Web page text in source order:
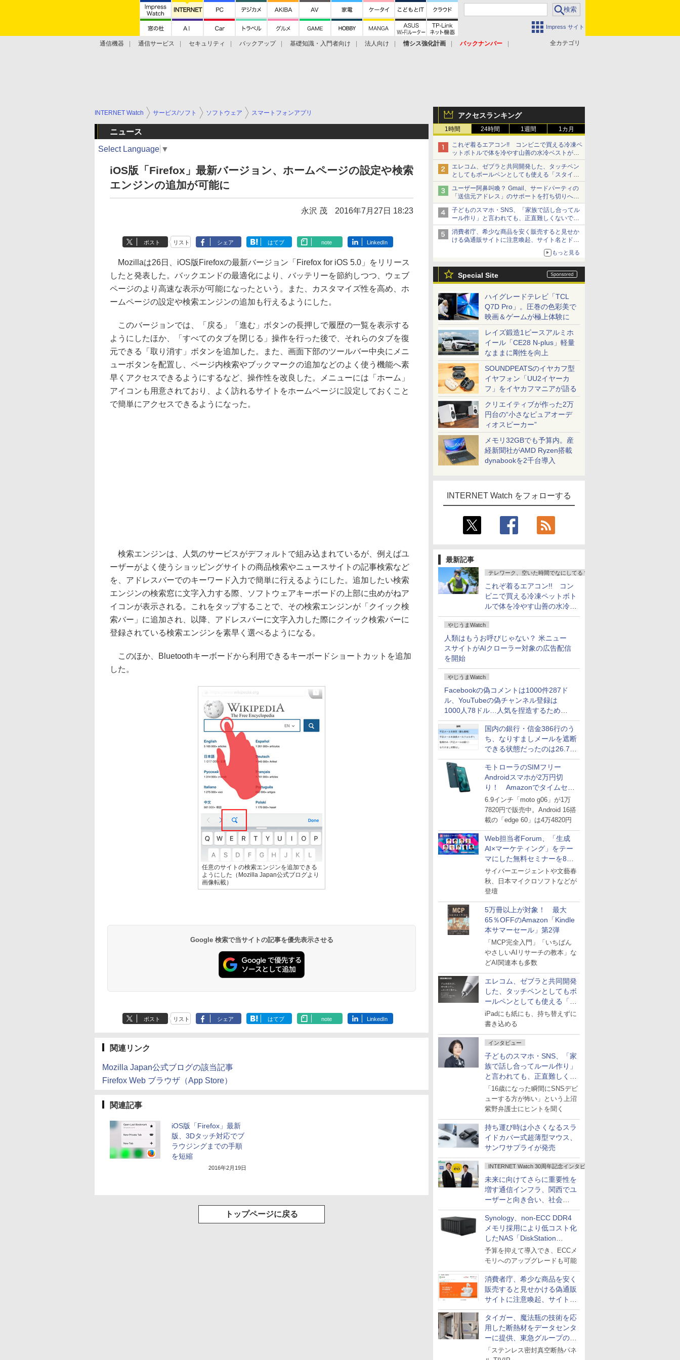
Impress サイト
全カテゴリ
通信機器 通信サービス セキュリティ バックアップ 基礎知識・入門者向け 法人向け 情シス強化計画
バックナンバー
アクセスランキング
1時間 24時間 1週間 1カ月
これぞ着るエアコン!! コンビニで買える冷凍ペ
ットボトルで体を冷やす山善の水冷ベストがロ
ードバイクにちょうどいい【ぼっち・ざ・ろー
ど！その14】【空いた時間でなにしてる？】
エレコム、ゼブラと共同開発した、タッチペン
としてもボールペンとしても使える「スタイラ
スツーウェイ」発売 iPadにも紙にも、持ち替
えずに書き込める
ユーザー阿鼻叫喚？ Gmail、サードパーティの
「送信元アドレス」のサポートを打ち切りへ
【やじうまWatch】
子どものスマホ・SNS、「家族で話し合ってル
ール作り」と言われても、正直難しくないです
か？ 「16歳になった瞬間にSNSデビューする
方が怖い」という上沼紫野弁護士にヒントを聞
く
消費者庁、希少な商品を安く販売すると見せか
ける偽通販サイトに注意喚起、サイト名とドメ
もっと見る
Special Site
ハイグレードテレビ「TCL
Q7D Pro」。圧巻の色彩美で
映画＆ゲームが極上体験に
レイズ鍛造1ピースアルミホ
イール「CE28 N-plus」軽量
なままに剛性を向上
SOUNDPEATSのイヤカフ型
イヤフォン「UU2イヤーカ
フ」をイヤカフマニアが語る
クリエイティブが作った2万
円台の“小さなピュアオーデ
ィオスピーカー”
メモリ32GBでも予算内。産
経新聞社がAMD Ryzen搭載
dynabookを2千台導入
INTERNET Watch をフォローする
最新記事
テレワーク、空いた時間でなにしてる？
これぞ着るエアコン!! コン
ビニで買える冷凍ペットボト
ルで体を冷やす山善の水冷ベ
ストがロードバイクにちょう
どいい【ぼっち・ざ・ろー
ど！その14】
やじうまWatch
人類はもうお呼びじゃない？ 米ニュー
スサイトがAIクローラー対象の広告配信
を開始
やじうまWatch
Facebookの偽コメントは1000件287ド
ル、YouTubeの偽チャンネル登録は
1000人78ドル…人気を捏造するための
価格リストが公開中
国内の銀行・信金386行のう
ち、なりすましメールを遮断
できる状態だったのは26.7％
にとどまる～GMOブランド
セキュリティ調査
モトローラのSIMフリー
Androidスマホが2万円切
り！ Amazonでタイムセー
ル
6.9インチ「moto g06」が1万
7820円で販売中。Android 16搭
載の「edge 60」は4万4820円
Web担当者Forum、「生成
AI×マーケティング」をテー
マにした無料セミナーを8月
27日にオンライン開催
サイバーエージェントや文藝春
秋、日本マイクロソフトなどが
登壇
5万冊以上が対象！ 最大
65％OFFのAmazon「Kindle
本サマーセール」第2弾
「MCP完全入門」「いちばん
やさしいAIリサーチの教本」な
どAI関連本も多数
エレコム、ゼブラと共同開発
した、タッチペンとしてもボ
ールペンとしても使える「ス
タイラスツーウェイ」発売
iPadにも紙にも、持ち替えずに
書き込める
インタビュー
子どものスマホ・SNS、「家
族で話し合ってルール作り」
と言われても、正直難しくな
いですか？
「16歳になった瞬間にSNSデビ
ューする方が怖い」という上沼
紫野弁護士にヒントを聞く
持ち運び時は小さくなるスラ
イドカバー式超薄型マウス、
サンワサプライが発売
INTERNET Watch 30周年記念インタビュー
未来に向けてさらに重要性を
増す通信インフラ、関西でユ
ーザーと向き合い、社会
の“あたらしい”を起動し続け
る～オプテージ
Synology、non-ECC DDR4
メモリ採用により低コスト化
したNAS「DiskStation
neo+」シリーズ
予算を抑えて導入でき、ECCメ
モリへのアップグレードも可能
消費者庁、希少な商品を安く
販売すると見せかける偽通販
サイトに注意喚起、サイト名
とドメイン名を公表
タイガー、魔法瓶の技術を応
用した断熱材をデータセンタ
ーに提供、東急グループの実
証実験で
「ステンレス密封真空断熱パネ
INTERNET Watch サービス/ソフト ソフトウェア スマートフォンアプリ
ニュース
Select Language ▼
iOS版「Firefox」最新バージョン、ホームページの設定や検索
エンジンの追加が可能に
永沢 茂 2016年7月27日 18:23
ポスト リスト シェア はてブ note LinkedIn
Mozillaは26日、iOS版Firefoxの最新バージョン「Firefox for iOS 5.0」をリリース
したと発表した。バックエンドの最適化により、バッテリーを節約しつつ、ウェブ
ページのより高速な表示が可能になったという。また、カスタマイズ性を高め、ホ
ームページの設定や検索エンジンの追加も行えるようにした。
このバージョンでは、「戻る」「進む」ボタンの長押しで履歴の一覧を表示する
ようにしたほか、「すべてのタブを閉じる」操作を行った後で、それらのタブを復
元できる「取り消す」ボタンを追加した。また、画面下部のツールバー中央にメニ
ューボタンを配置し、ページ内検索やブックマークの追加などのよく使う機能へ素
早くアクセスできるようにするなど、操作性を改良した。メニューには「ホーム」
アイコンも用意されており、よく訪れるサイトをホームページに設定しておくこと
で簡単にアクセスできるようになった。
検索エンジンは、人気のサービスがデフォルトで組み込まれているが、例えばユ
ーザーがよく使うショッピングサイトの商品検索やニュースサイトの記事検索など
を、アドレスバーでのキーワード入力で簡単に行えるようにした。追加したい検索
エンジンの検索窓に文字入力する際、ソフトウェアキーボードの上部に虫めがねア
イコンが表示される。これをタップすることで、その検索エンジンが「クイック検
索バー」に追加され、以降、アドレスバーに文字入力した際にクイック検索バーに
登録されている検索エンジンを素早く選べるようになる。
このほか、Bluetoothキーボードから利用できるキーボードショートカットを追加
した。
任意のサイトの検索エンジンを追加できる
ようにした（Mozilla Japan公式ブログより
画像転載）
Google 検索で当サイトの記事を優先表示させる
ポスト リスト シェア はてブ note LinkedIn
関連リンク
Mozilla Japan公式ブログの該当記事
Firefox Web ブラウザ（App Store）
関連記事
iOS版「Firefox」最新
版、3Dタッチ対応でブ
ラウジングまでの手順
を短縮
2016年2月19日
トップページに戻る